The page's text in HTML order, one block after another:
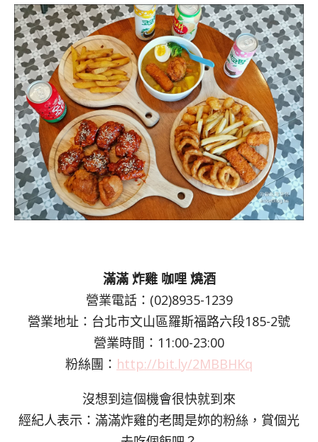
滿滿 炸雞 咖哩 燒酒
營業電話：(02)8935-1239
營業地址：台北市文山區羅斯福路六段185-2號
營業時間：11:00-23:00
粉絲團： http://bit.ly/2MBBHKq
沒想到這個機會很快就到來
經紀人表示：滿滿炸雞的老闆是妳的粉絲，賞個光